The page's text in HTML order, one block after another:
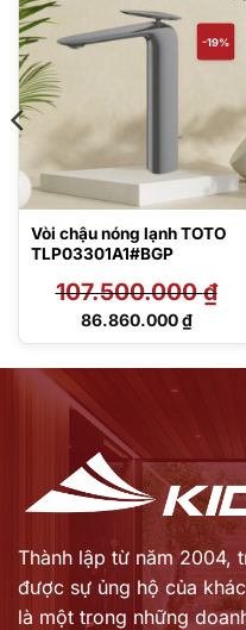
-19%
Vòi chậu nóng lạnh TOTO
TLP03301A1#BGP
107.500.000₫
Giá
86.860.000₫
Giá
Thành lập từ năm 2004,
được sự ủng hộ của
là một trong những